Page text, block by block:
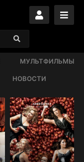
МУЛЬТФИЛЬМЫ
НОВОСТИ